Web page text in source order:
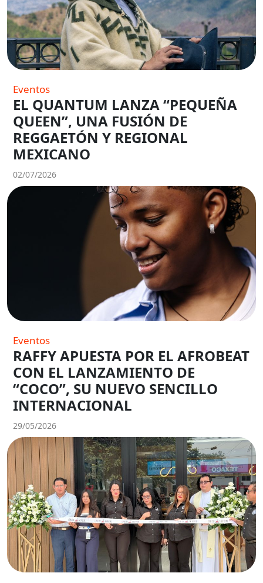
Eventos
EL QUANTUM LANZA “PEQUEÑA
QUEEN”, UNA FUSIÓN DE
REGGAETÓN Y REGIONAL
MEXICANO
02/07/2026
Eventos
RAFFY APUESTA POR EL AFROBEAT
CON EL LANZAMIENTO DE
“COCO”, SU NUEVO SENCILLO
INTERNACIONAL
29/05/2026